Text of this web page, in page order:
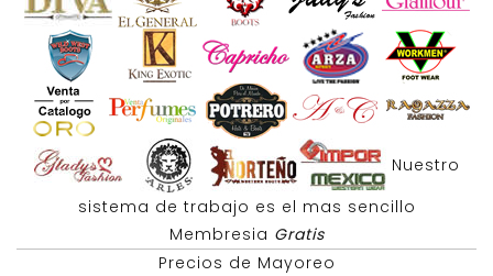
Nuestro
sistema de trabajo es el mas sencillo
Membresia Gratis
Precios de Mayoreo